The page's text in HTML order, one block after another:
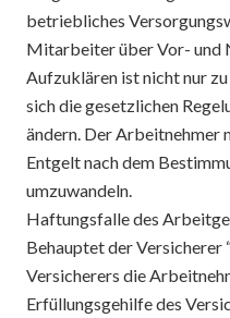
betriebliches
Mitarbeiter über Vor- und
Aufzuklären ist nicht nur
sich die gesetzlichen
ändern. Der Arbeitnehmer
Entgelt nach dem
umzuwandeln.
Haftungsfalle des
Behauptet der Versicherer
Versicherers die
Erfüllungsgehilfe des